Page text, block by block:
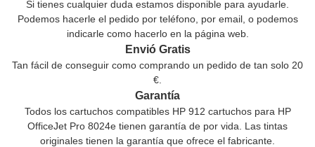
Si tienes cualquier duda estamos disponible para ayudarle.
Podemos hacerle el pedido por teléfono, por email, o podemos
indicarle como hacerlo en la página web.
Envió Gratis
Tan fácil de conseguir como comprando un pedido de tan solo 20
€.
Garantía
Todos los cartuchos compatibles HP 912 cartuchos para HP
OfficeJet Pro 8024e tienen garantía de por vida. Las tintas
originales tienen la garantía que ofrece el fabricante.